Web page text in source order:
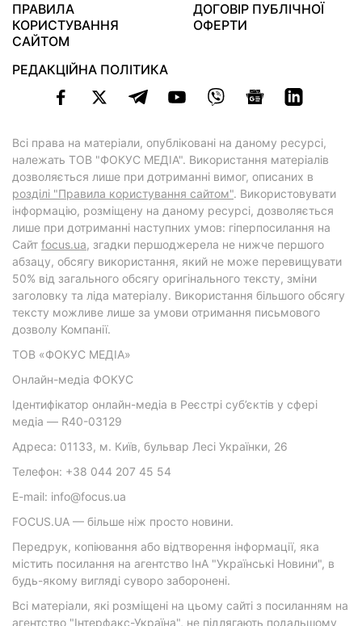
ПРАВИЛА
КОРИСТУВАННЯ
САЙТОМ
ДОГОВІР ПУБЛІЧНОЇ
ОФЕРТИ
РЕДАКЦІЙНА ПОЛІТИКА
Всі права на матеріали, опубліковані на даному ресурсі,
належать ТОВ "ФОКУС МЕДІА". Використання матеріалів
дозволяється лише при дотриманні вимог, описаних в
розділі "Правила користування сайтом". Використовувати
інформацію, розміщену на даному ресурсі, дозволяється
лише при дотриманні наступних умов: гіперпосилання на
Cайт focus.ua, згадки першоджерела не нижче першого
абзацу, обсягу використання, який не може перевищувати
50% від загального обсягу оригінального тексту, зміни
заголовку та ліда матеріалу. Використання більшого обсягу
тексту можливе лише за умови отримання письмового
дозволу Компанії.
ТОВ «ФОКУС МЕДІА»
Онлайн-медіа ФОКУС
Ідентифікатор онлайн-медіа в Реєстрі суб’єктів у сфері
медіа — R40-03129
Адреса: 01133, м. Київ, бульвар Лесі Українки, 26
Телефон: +38 044 207 45 54
E-mail: info@focus.ua
FOCUS.UA — більше ніж просто новини.
Передрук, копіювання або відтворення інформації, яка
містить посилання на агентство ІнА "Українські Новини", в
будь-якому вигляді суворо заборонені.
Всі матеріали, які розміщені на цьому сайті з посиланням на
агентство "Інтерфакс-Україна", не підлягають подальшому